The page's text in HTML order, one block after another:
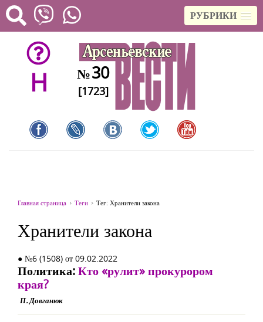
РУБРИКИ
H №30
[1723]
Главная страница Теги Тег: Хранители закона
Хранители закона
● №6 (1508) от 09.02.2022
Политика:Кто «рулит» прокурором
края?
П. Довганюк